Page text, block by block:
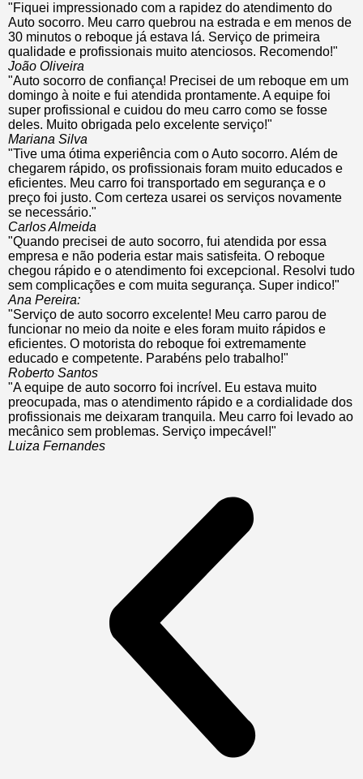
"Fiquei impressionado com a rapidez do atendimento do
Auto socorro. Meu carro quebrou na estrada e em menos de
30 minutos o reboque já estava lá. Serviço de primeira
qualidade e profissionais muito atenciosos. Recomendo!"
João Oliveira
"Auto socorro de confiança! Precisei de um reboque em um
domingo à noite e fui atendida prontamente. A equipe foi
super profissional e cuidou do meu carro como se fosse
deles. Muito obrigada pelo excelente serviço!"
Mariana Silva
"Tive uma ótima experiência com o Auto socorro. Além de
chegarem rápido, os profissionais foram muito educados e
eficientes. Meu carro foi transportado em segurança e o
preço foi justo. Com certeza usarei os serviços novamente
se necessário."
Carlos Almeida
"Quando precisei de auto socorro, fui atendida por essa
empresa e não poderia estar mais satisfeita. O reboque
chegou rápido e o atendimento foi excepcional. Resolvi tudo
sem complicações e com muita segurança. Super indico!"
Ana Pereira:
"Serviço de auto socorro excelente! Meu carro parou de
funcionar no meio da noite e eles foram muito rápidos e
eficientes. O motorista do reboque foi extremamente
educado e competente. Parabéns pelo trabalho!"
Roberto Santos
"A equipe de auto socorro foi incrível. Eu estava muito
preocupada, mas o atendimento rápido e a cordialidade dos
profissionais me deixaram tranquila. Meu carro foi levado ao
mecânico sem problemas. Serviço impecável!"
Luiza Fernandes